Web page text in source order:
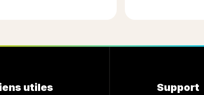
utiles Support